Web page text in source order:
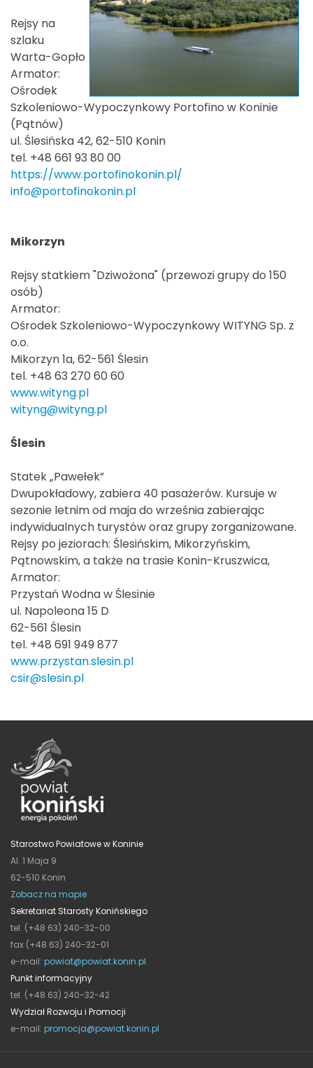
Rejsy na
szlaku
Warta-Gopło
Armator:
Ośrodek
Szkoleniowo-Wypoczynkowy Portofino w Koninie
(Pątnów)
ul. Ślesińska 42, 62-510 Konin
tel. +48 661 93 80 00
https://www.portofinokonin.pl/
info@portofinokonin.pl
Mikorzyn
Rejsy statkiem "Dziwożona" (przewozi grupy do 150
osób)
Armator:
Ośrodek Szkoleniowo-Wypoczynkowy WITYNG Sp. z
o.o.
Mikorzyn 1a, 62-561 Ślesin
tel. +48 63 270 60 60
www.wityng.pl
wityng@wityng.pl
Ślesin
Statek „Pawełek”
Dwupokładowy, zabiera 40 pasażerów. Kursuje w
sezonie letnim od maja do września zabierając
indywidualnych turystów oraz grupy zorganizowane.
Rejsy po jeziorach: Ślesińskim, Mikorzyńskim,
Pątnowskim, a także na trasie Konin-Kruszwica,
Armator:
Przystań Wodna w Ślesinie
ul. Napoleona 15 D
62-561 Ślesin
tel. +48 691 949 877
www.przystan.slesin.pl
csir@slesin.pl
Starostwo Powiatowe w Koninie
Al. 1 Maja 9
62-510 Konin
Zobacz na mapie
Sekretariat Starosty Konińskiego
tel. (+48 63) 240-32-00
fax (+48 63) 240-32-01
e-mail: powiat@powiat.konin.pl
Punkt informacyjny
tel. (+48 63) 240-32-42
Wydział Rozwoju i Promocji
e-mail: promocja@powiat.konin.pl